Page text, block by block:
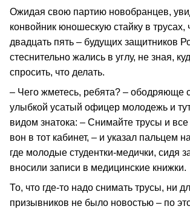
Ожидая свою партию новобранцев,
конвойник юношескую стайку в трусах,
двадцать пять – будущих защитников
стеснительно жались в углу, не зная,
спросить, что делать.
– Чего жметесь, ребята? – ободряюще
улыбкой усатый офицер молодежь и
видом знатока: – Снимайте трусы и все
вон в тот кабинет, – и указал пальцем
где молодые студентки-медички, сидя
вносили записи в медицинские книжки.
То, что где-то надо снимать трусы, ни
призывников не было новостью – по